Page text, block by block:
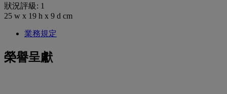
狀況評級: 1
25 w x 19 h x 9 d cm
業務規定
榮譽呈獻